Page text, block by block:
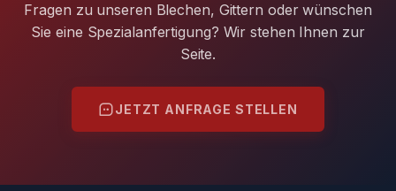
Fragen zu unseren Blechen, Gittern oder wünschen
Sie eine Spezialanfertigung? Wir stehen Ihnen zur
Seite.
JETZT ANFRAGE STELLEN